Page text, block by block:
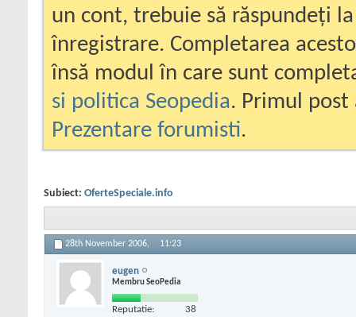
un cont, trebuie să răspundeți
înregistrare. Completarea
însă modul în care sunt
si politica Seopedia. Primul
Prezentare forumisti.
Subiect: OferteSpeciale.info
28th November 2006, 11:23
eugen
Membru SeoPedia
Reputatie: 38